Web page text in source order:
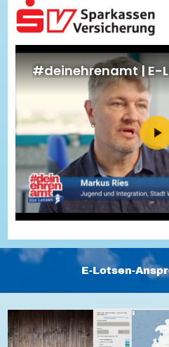
Mach
GEMA-Pakt
Di@-Lotsen in
Stiftungen
Vereine,
Zahlen,
Service
Suche
Downloads
Kontakt
Impressum
Barriere
E-Lotsen-